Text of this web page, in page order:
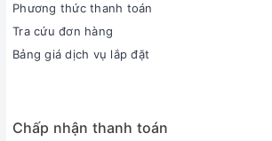
Phương thức thanh toán
Tra cứu đơn hàng
Bảng giá dịch vụ lắp đặt
Chấp nhận thanh toán